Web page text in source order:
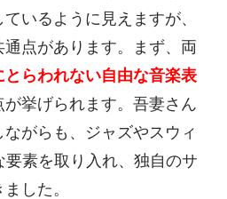
いるように見えますが、
点があります。まず、両
とらわれない自由な音楽表
が挙げられます。吾妻さん
がらも、ジャズやスウィ
要素を取り入れ、独自のサ
した。